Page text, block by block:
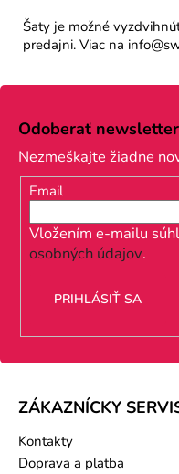
Šaty je možné
predajni. Viac na
Z
Odoberať newsletter
Nezmeškajte žiadne
Email
Vložením e-mailu
osobných údajov.
PRIHLÁSIŤ SA
ZÁKAZNÍCKY
Kontakty
Doprava a platba